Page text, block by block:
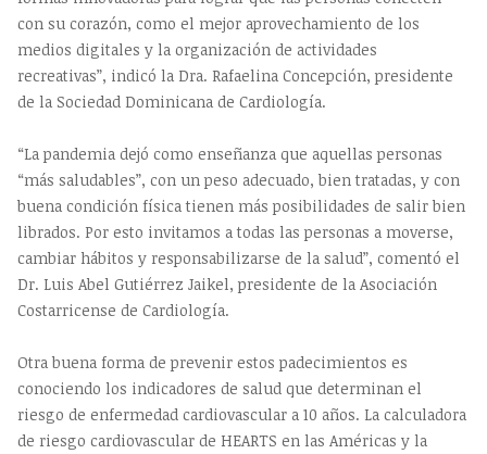
con su corazón, como el mejor aprovechamiento de los
medios digitales y la organización de actividades
recreativas”, indicó la Dra. Rafaelina Concepción, presidente
de la Sociedad Dominicana de Cardiología.
“La pandemia dejó como enseñanza que aquellas personas
“más saludables”, con un peso adecuado, bien tratadas, y con
buena condición física tienen más posibilidades de salir bien
librados. Por esto invitamos a todas las personas a moverse,
cambiar hábitos y responsabilizarse de la salud”, comentó el
Dr. Luis Abel Gutiérrez Jaikel, presidente de la Asociación
Costarricense de Cardiología.
Otra buena forma de prevenir estos padecimientos es
conociendo los indicadores de salud que determinan el
riesgo de enfermedad cardiovascular a 10 años. La calculadora
de riesgo cardiovascular de HEARTS en las Américas y la